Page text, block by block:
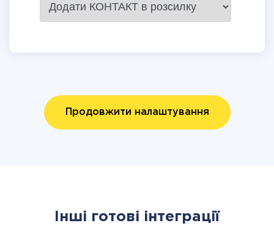
Продовжити налаштування
Інші готові інтеграції